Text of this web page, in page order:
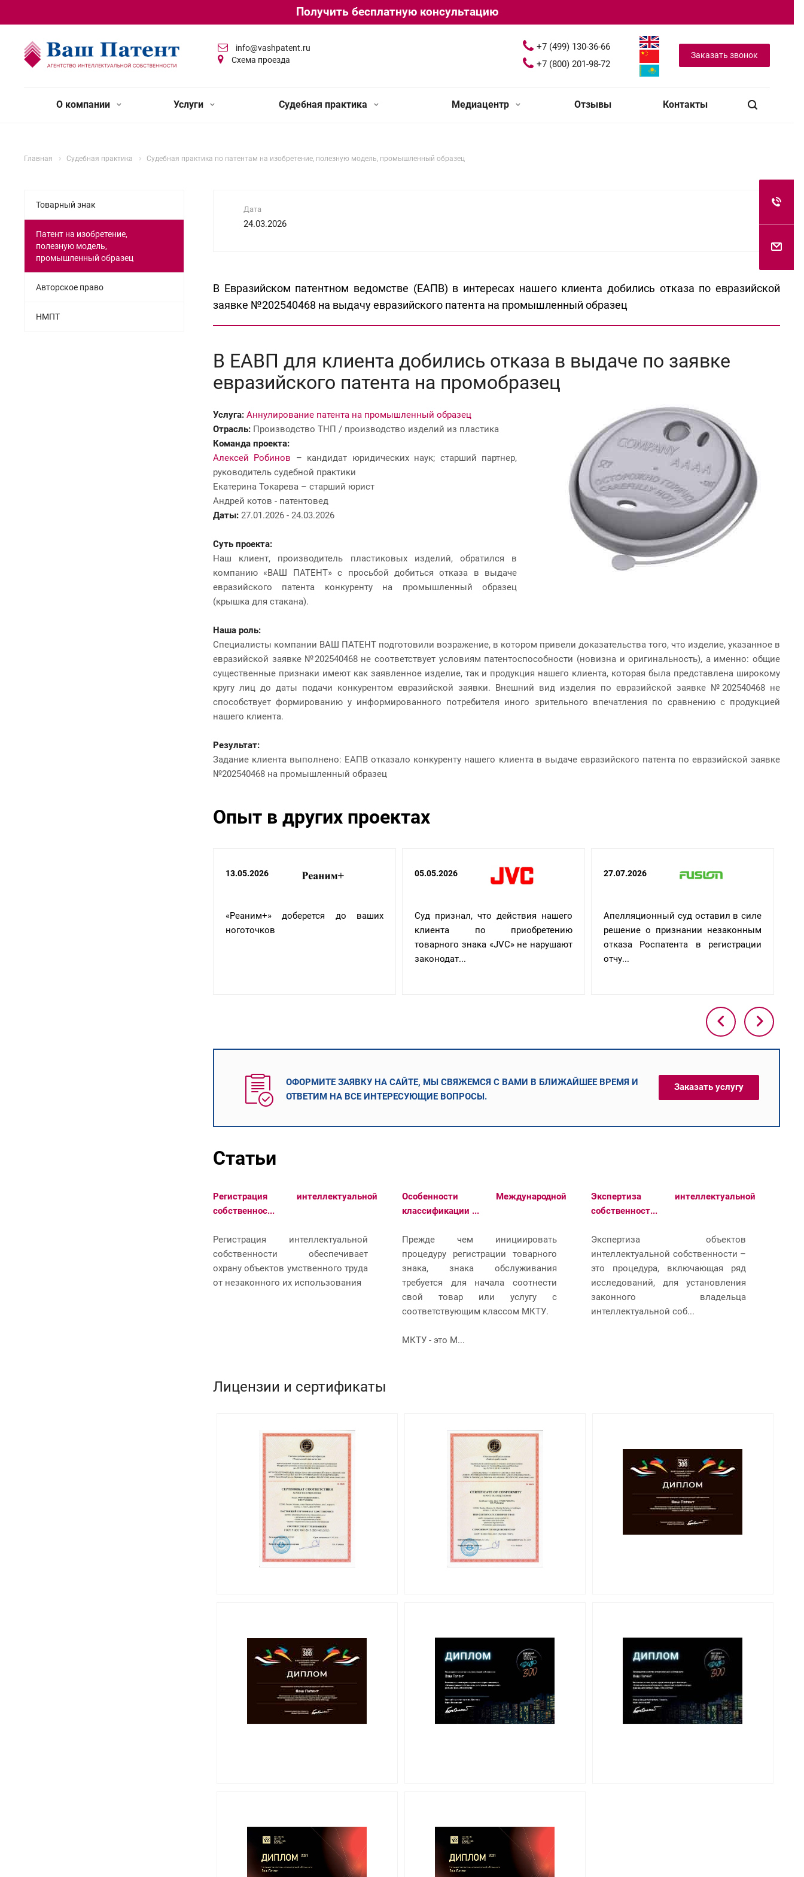
Получить бесплатную консультацию
info@vashpatent.ru
Схема проезда
+7 (499) 130-36-66
+7 (800) 201-98-72
Заказать звонок
О компании Услуги Судебная практика Медиацентр Отзывы Контакты
Главная Судебная практика Судебная практика по патентам на изобретение, полезную модель, промышленный образец
Дата
24.03.2026
В Евразийском патентном ведомстве (ЕАПВ) в интересах нашего клиента добились отказа по евразийской
заявке №202540468 на выдачу евразийского патента на промышленный образец
В ЕАВП для клиента добились отказа в выдаче по заявке
евразийского патента на промобразец
Услуга: Аннулирование патента на промышленный образец
Отрасль: Производство ТНП / производство изделий из пластика
Команда проекта:
Алексей Робинов – кандидат юридических наук; старший партнер,
руководитель судебной практики
Екатерина Токарева – старший юрист
Андрей котов - патентовед
Даты: 27.01.2026 - 24.03.2026
Суть проекта:
Наш клиент, производитель пластиковых изделий, обратился в
компанию «ВАШ ПАТЕНТ» с просьбой добиться отказа в выдаче
евразийского патента конкуренту на промышленный образец
(крышка для стакана).
Наша роль:
Специалисты компании ВАШ ПАТЕНТ подготовили возражение, в котором привели доказательства того, что изделие, указанное в
евразийской заявке №202540468 не соответствует условиям патентоспособности (новизна и оригинальность), а именно: общие
существенные признаки имеют как заявленное изделие, так и продукция нашего клиента, которая была представлена широкому
кругу лиц до даты подачи конкурентом евразийской заявки. Внешний вид изделия по евразийской заявке №202540468 не
способствует формированию у информированного потребителя иного зрительного впечатления по сравнению с продукцией
нашего клиента.
Результат:
Задание клиента выполнено: ЕАПВ отказало конкуренту нашего клиента в выдаче евразийского патента по евразийской заявке
№202540468 на промышленный образец
Опыт в других проектах
13.05.2026
«Реаним+» доберется до ваших
ноготочков
05.05.2026
Суд признал, что действия нашего
клиента по приобретению
товарного знака «JVC» не нарушают
законодат...
27.07.2026
Апелляционный суд оставил в силе
решение о признании незаконным
отказа Роспатента в регистрации
отчу...
ОФОРМИТЕ ЗАЯВКУ НА САЙТЕ, МЫ СВЯЖЕМСЯ С ВАМИ В БЛИЖАЙШЕЕ ВРЕМЯ И
ОТВЕТИМ НА ВСЕ ИНТЕРЕСУЮЩИЕ ВОПРОСЫ.
Заказать услугу
Статьи
Регистрация интеллектуальной
собственнос...
Регистрация интеллектуальной
собственности обеспечивает
охрану объектов умственного труда
от незаконного их использования
Особенности Международной
классификации ...
Прежде чем инициировать
процедуру регистрации товарного
знака, знака обслуживания
требуется для начала соотнести
свой товар или услугу с
соответствующим классом МКТУ.
МКТУ - это М...
Экспертиза интеллектуальной
собственност...
Экспертиза объектов
интеллектуальной собственности –
это процедура, включающая ряд
исследований, для установления
законного владельца
интеллектуальной соб...
Лицензии и сертификаты
Товарный знак
Патент на изобретение,
полезную модель,
промышленный образец
Авторское право
НМПТ